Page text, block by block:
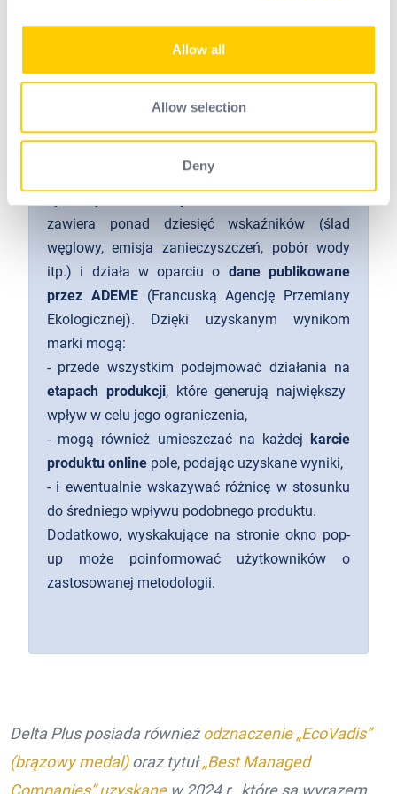
our social media, advertising and analytics partners who
may combine it with other information that you’ve
provided to them or that they’ve collected from your use
Allow all
Allow selection
Deny
Podejście La Belle Empreinte
La Belle Empreinte wspiera marki tekstylne w ich
inicjatywach związanych z ekoprojektowaniem.
niezależnie przeprowadzać uproszczone analizy
zawiera ponad dziesięć wskaźników (ślad
węglowy, emisja zanieczyszczeń, pobór wody
itp.) i działa w oparciu o dane publikowane
przez ADEME (Francuską Agencję Przemiany
Ekologicznej). Dzięki uzyskanym wynikom
marki mogą:
- przede wszystkim podejmować działania na
etapach produkcji, które generują największy
wpływ w celu jego ograniczenia,
- mogą również umieszczać na każdejkarcie
produktu onlinepole, podając uzyskane wyniki,
- i ewentualnie wskazywać różnicę w stosunku
do średniego wpływu podobnego produktu.
Dodatkowo, wyskakujące na stronie okno pop-
up może poinformować użytkowników o
zastosowanej metodologii.
Delta Plus posiada równieżodznaczenie „EcoVadis”
(brązowy medal)oraz tytuł„Best Managed
Companies” uzyskane w 2024 r., które są wyrazem